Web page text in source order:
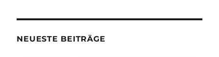
NEUESTE BEITRÄGE